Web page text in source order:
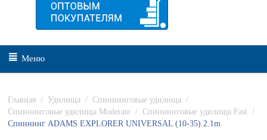
Меню
Главная / Удилища / Спиннинговые удилища
/
Спиннинговые удилища Moderate / Спиннинговые удилища Fast
/
Спиннинг ADAMS EXPLORER UNIVERSAL (10-35) 2.1m